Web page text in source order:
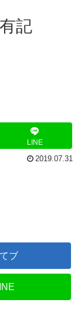
記
LINE
2019.07.31
ブ